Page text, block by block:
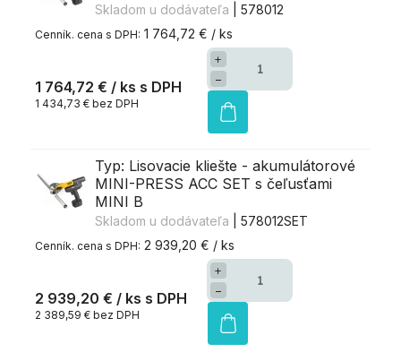
Skladom u dodávateľa
| 578012
1 764,72 € / ks
1 764,72 € / ks
1 434,73 € bez DPH
+
−
Typ: Lisovacie kliešte - akumulátorové
MINI-PRESS ACC SET s čeľusťami
MINI B
Skladom u dodávateľa
| 578012SET
2 939,20 € / ks
2 939,20 € / ks
2 389,59 € bez DPH
+
−